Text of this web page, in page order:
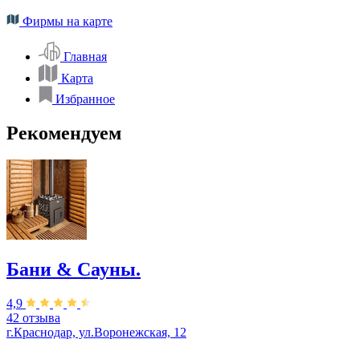
Фирмы на карте
Главная
Карта
Избранное
Рекомендуем
Бани & Сауны.
4,9
42 отзыва
г.Краснодар, ул.Воронежская, 12